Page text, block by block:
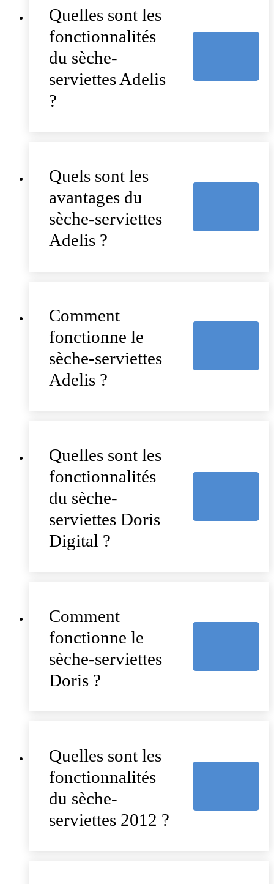
Quelles sont les
fonctionnalités
du sèche-
serviettes Adelis
?
Quels sont les
avantages du
sèche-serviettes
Adelis ?
Comment
fonctionne le
sèche-serviettes
Adelis ?
Quelles sont les
fonctionnalités
du sèche-
serviettes Doris
Digital ?
Comment
fonctionne le
sèche-serviettes
Doris ?
Quelles sont les
fonctionnalités
du sèche-
serviettes 2012 ?